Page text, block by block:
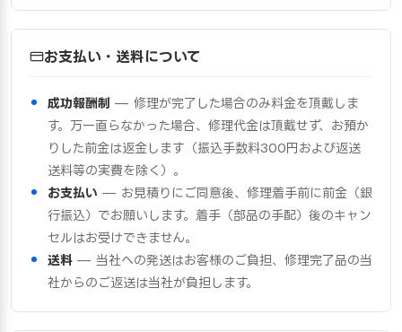
お支払い・送料について
成功報酬制 — 修理が完了した場合のみ料金を頂戴しま
す。万一直らなかった場合、修理代金は頂戴せず、お預か
りした前金は返金します（振込手数料300円および返送
送料等の実費を除く）。
お支払い — お見積りにご同意後、修理着手前に前金（銀
行振込）でお願いします。着手（部品の手配）後のキャン
セルはお受けできません。
送料 — 当社への発送はお客様のご負担、修理完了品の当
社からのご返送は当社が負担します。